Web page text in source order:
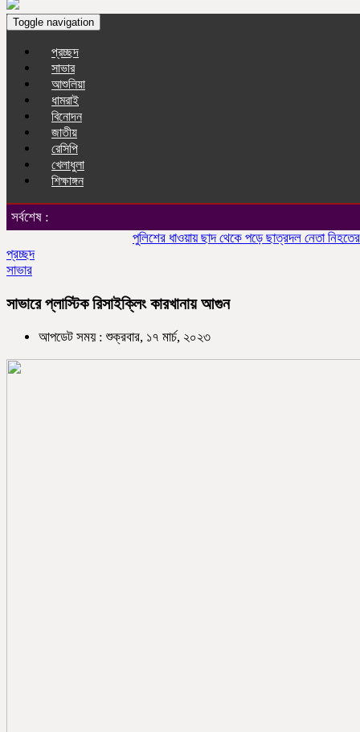
Toggle navigation
প্রচ্ছদ
সাভার
আশুলিয়া
ধামরাই
বিনোদন
জাতীয়
রেসিপি
খেলাধুলা
শিক্ষাঙ্গন
সর্বশেষ :
পুলিশের ধাওয়ায় ছাদ থেকে পড়ে ছাত্রদল নেতা নিহতের
প্রচ্ছদ
সাভার
সাভারে প্লাস্টিক রিসাইক্লিং কারখানায় আগুন
আপডেট সময় : শুক্রবার, ১৭ মার্চ, ২০২৩